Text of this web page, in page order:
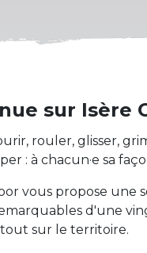
sur Isère
rouler, glisser,
: à chacun·e sa
vous propose une
d'une
sur le territoire.